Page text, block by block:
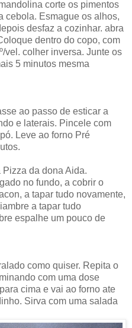
corte os pimentos
cebola. Esmague os alhos,
desfaz a cozinhar. abra
dentro do copo, com
vel. colher inversa. Junte os
5 minutos mesma
ao passo de esticar a
e laterais. Pincele com
Leve ao forno Pré
da dona Aida.
no fundo, a cobrir o
a tapar tudo novamente,
a tapar tudo
espalhe um pouco de
como quiser. Repita o
com uma dose
cima e vai ao forno ate
Sirva com uma salada